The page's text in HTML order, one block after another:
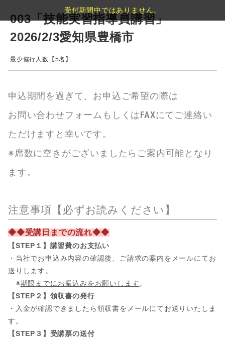
003「技能実習指導員講習」
2026/2/3愛知県豊橋市
最少催行人数【5名】
申込期間を過ぎて、お申込ご希望の際は
お問い合わせフォームもしくはFAXにてご連絡い
ただけますと幸いです。
※席数に空きがございましたらご案内可能となり
ます。
注意事項【必ずお読みください】
◆◆受講日までの流れ◆◆
【STEP１】講習費のお支払い
・当社でお申込み内容の確認後、ご請求の案内をメールにてお
送りします。
※期限までにお振込みをお願いします。
【STEP２】領収書の発行
・入金が確認できましたら領収書をメールにてお送りいたしま
す。
【STEP３】受講票の送付
受付期間中ではありません。